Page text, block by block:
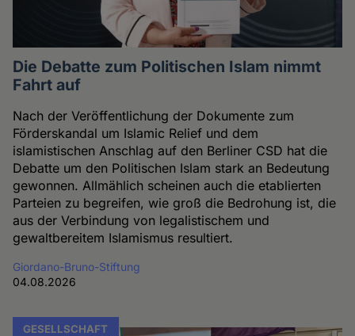
Die Debatte zum Politischen Islam nimmt
Fahrt auf
Nach der Veröffentlichung der Dokumente zum
Förderskandal um Islamic Relief und dem
islamistischen Anschlag auf den Berliner CSD hat die
Debatte um den Politischen Islam stark an Bedeutung
gewonnen. Allmählich scheinen auch die etablierten
Parteien zu begreifen, wie groß die Bedrohung ist, die
aus der Verbindung von legalistischem und
gewaltbereitem Islamismus resultiert.
Giordano-Bruno-Stiftung
04.08.2026
GESELLSCHAFT